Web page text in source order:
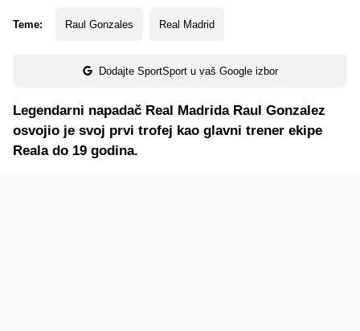
Teme: Raul Gonzales Real Madrid
Dodajte SportSport u vaš Google izbor
Legendarni napadač Real Madrida Raul Gonzalez
osvojio je svoj prvi trofej kao glavni trener ekipe
Reala do 19 godina.